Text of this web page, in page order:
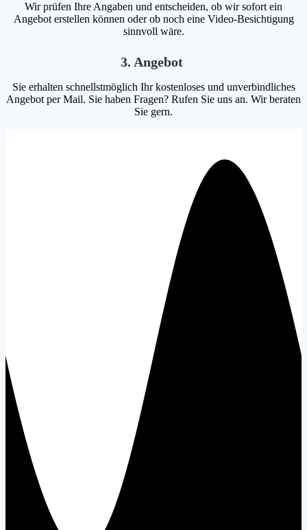
Wir prüfen Ihre Angaben und entscheiden, ob wir sofort ein
Angebot erstellen können oder ob noch eine Video-Besichtigung
sinnvoll wäre.
3. Angebot
Sie erhalten schnellstmöglich Ihr kostenloses und unverbindliches
Angebot per Mail. Sie haben Fragen? Rufen Sie uns an. Wir beraten
Sie gern.